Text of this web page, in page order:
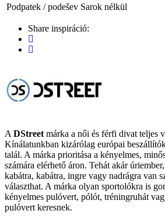
Podpatek / podešev Sarok nélkül
Share inspiráció:
A DStreet márka a női és férfi divat teljes
Kínálatunkban kizárólag európai
talál. A márka prioritása a kényelmes,
számára elérhető áron. Tehát akár
kabátra, kabátra, ingre vagy nadrágra van
választhat. A márka olyan sportolókra is
kényelmes pulóvert, pólót, tréningruhát
pulóvert keresnek.